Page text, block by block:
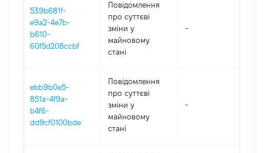
539b681f-
e9a2-4e7b-
b610-
60f5d208ccbf
Повідомлення
про суттєві
зміни y
майновому
стані
-
ebb9b0e5-
851a-4f9a-
b4f6-
dd9cf0100bde
Повідомлення
про суттєві
зміни y
майновому
стані
-